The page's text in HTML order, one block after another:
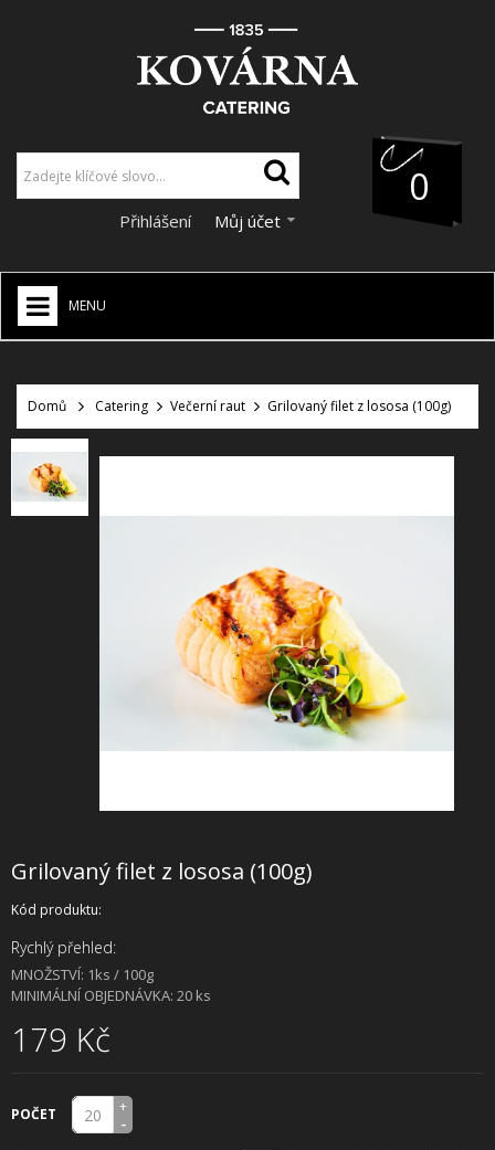
0
Přihlášení Můj účet
MENU
CATERING
VÝZDOBA A DEKORACE
SLUŽBY
Domů Catering Večerní raut Grilovaný filet z lososa (100g)
Grilovaný filet z lososa (100g)
Kód produktu:
Rychlý přehled:
MNOŽSTVÍ: 1ks / 100g
MINIMÁLNÍ OBJEDNÁVKA: 20 ks
179 Kč
POČET +
-